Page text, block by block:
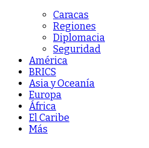
Caracas
Regiones
Diplomacia
Seguridad
América
BRICS
Asia y Oceanía
Europa
África
El Caribe
Más